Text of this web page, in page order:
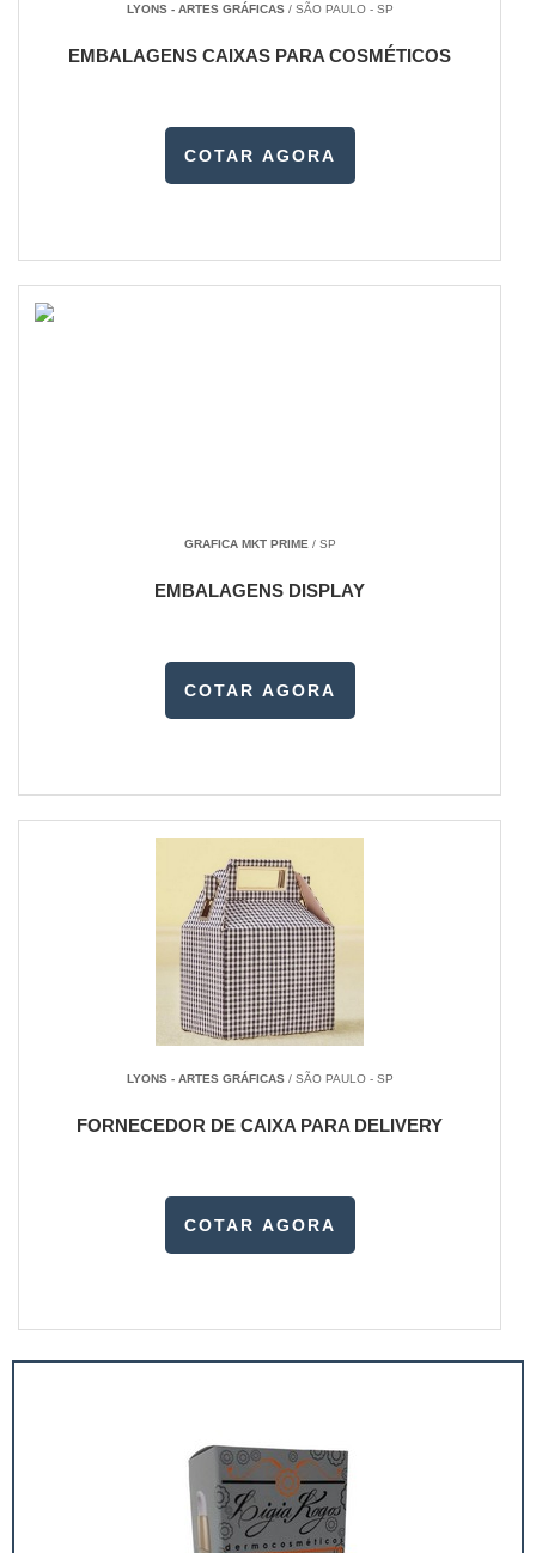
LYONS - ARTES GRÁFICAS/ SÃO PAULO - SP
EMBALAGENS CAIXAS PARA COSMÉTICOS
COTAR AGORA
GRAFICA MKT PRIME/ SP
EMBALAGENS DISPLAY
COTAR AGORA
LYONS - ARTES GRÁFICAS/ SÃO PAULO - SP
FORNECEDOR DE CAIXA PARA DELIVERY
COTAR AGORA